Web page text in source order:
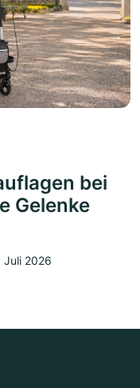
bei
Gelenke
Juli 2026